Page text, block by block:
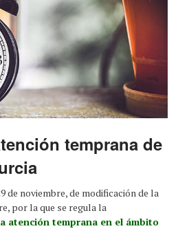
temprana de
de noviembre, de modificación de la
por la que se regula la
atención temprana en el ámbito